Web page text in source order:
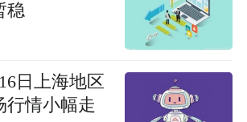
稳
日上海地区
行情小幅走